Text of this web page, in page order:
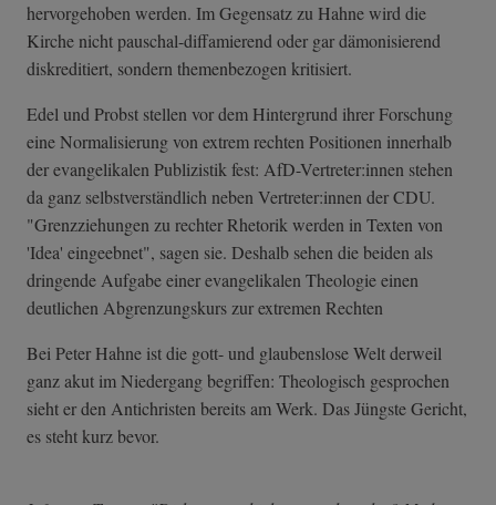
hervorgehoben werden. Im Gegensatz zu Hahne wird die
Kirche nicht pauschal-diffamierend oder gar dämonisierend
diskreditiert, sondern themenbezogen kritisiert.
Edel und Probst stellen vor dem Hintergrund ihrer Forschung
eine Normalisierung von extrem rechten Positionen innerhalb
der evangelikalen Publizistik fest: AfD-Vertreter:innen stehen
da ganz selbstverständlich neben Vertreter:innen der CDU.
"Grenzziehungen zu rechter Rhetorik werden in Texten von
'Idea' eingeebnet", sagen sie. Deshalb sehen die beiden als
dringende Aufgabe einer evangelikalen Theologie einen
deutlichen Abgrenzungskurs zur extremen Rechten
Bei Peter Hahne ist die gott- und glaubenslose Welt derweil
ganz akut im Niedergang begriffen: Theologisch gesprochen
sieht er den Antichristen bereits am Werk. Das Jüngste Gericht,
es steht kurz bevor.